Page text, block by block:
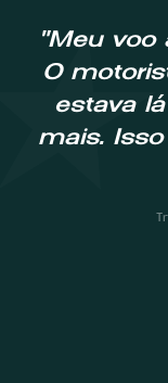
"Meu voo
O
estava
mais.